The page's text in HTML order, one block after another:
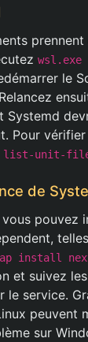
wsl.exe
le
Systemd
Pour
list-unit-
de
pouvez
install
et suivez
le service.
peuvent
sur